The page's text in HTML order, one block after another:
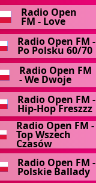
Radio Open
FM - Love
Radio Open FM -
Po Polsku 60/70
Radio Open FM
- We Dwoje
Radio Open FM -
Hip-Hop Freszzz
Radio Open FM -
Top Wszech
Czasów
Radio Open FM -
Polskie Ballady